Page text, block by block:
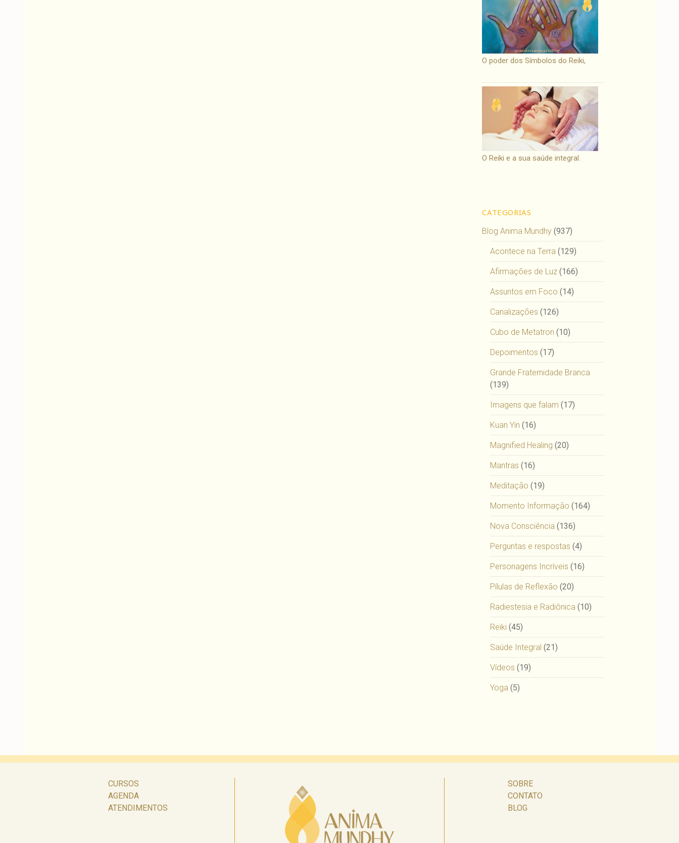
O poder dos Símbolos do Reiki,
O Reiki e a sua saúde integral.
CATEGORIAS
Blog Anima Mundhy (937)
Acontece na Terra (129)
Afirmações de Luz (166)
Assuntos em Foco (14)
Canalizações (126)
Cubo de Metatron (10)
Depoimentos (17)
Grande Fraternidade Branca
(139)
Imagens que falam (17)
Kuan Yin (16)
Magnified Healing (20)
Mantras (16)
Meditação (19)
Momento Informação (164)
Nova Consciência (136)
Perguntas e respostas (4)
Personagens Incríveis (16)
Pílulas de Reflexão (20)
Radiestesia e Radiônica (10)
Reiki (45)
Saúde Integral (21)
Vídeos (19)
Yoga (5)
CURSOS
AGENDA
ATENDIMENTOS
SOBRE
CONTATO
BLOG